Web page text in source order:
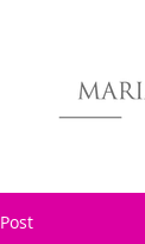
Post